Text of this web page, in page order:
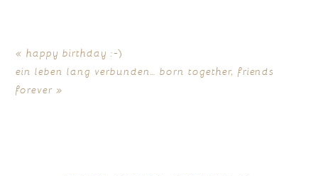
« happy birthday :-)
ein leben lang verbunden… born together, friends
forever »